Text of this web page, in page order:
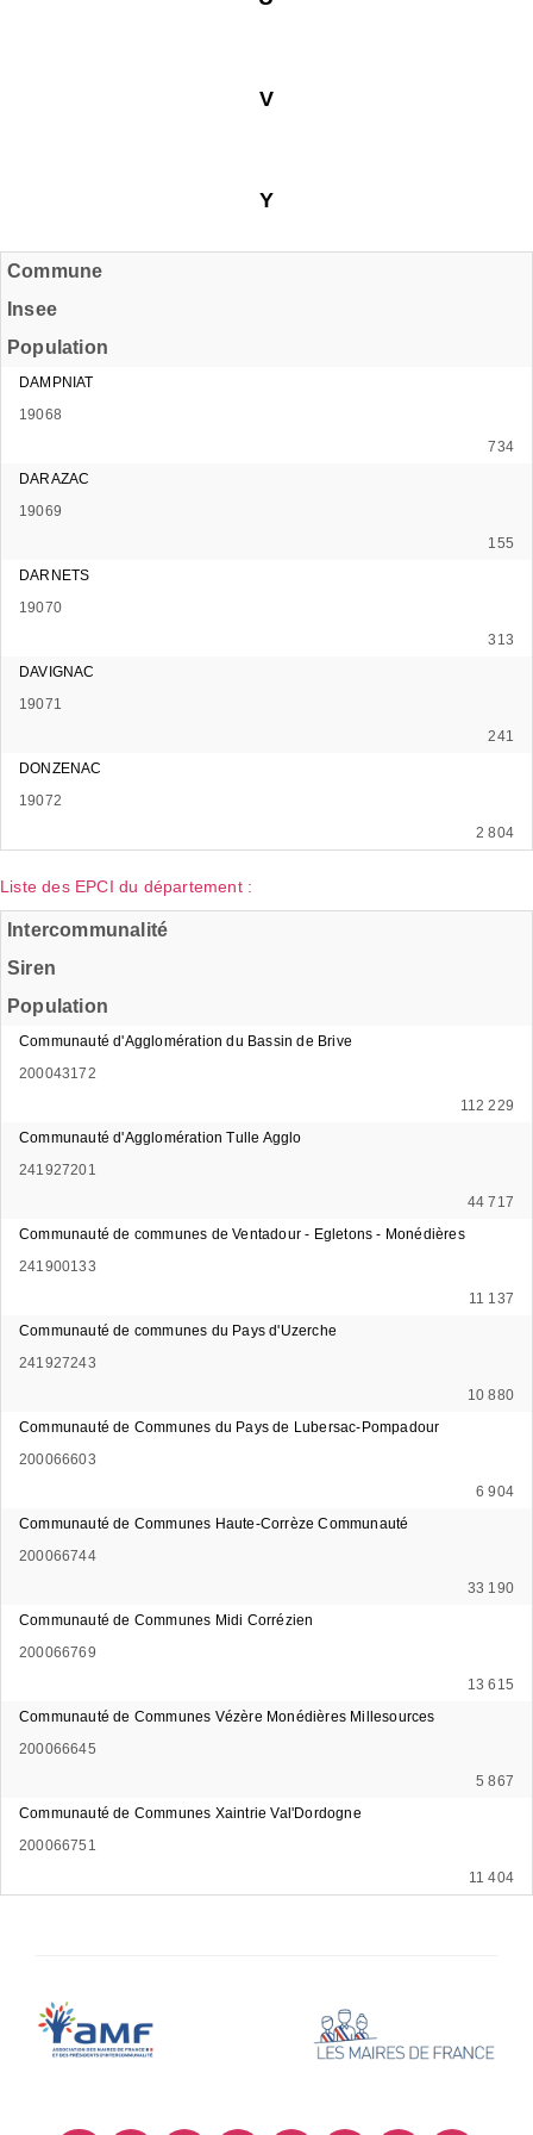
V
Y
Commune
Insee
Population
DAMPNIAT
19068
734
DARAZAC
19069
155
DARNETS
19070
313
DAVIGNAC
19071
241
DONZENAC
19072
2 804
Liste des EPCI du département :
Intercommunalité
Siren
Population
Communauté d'Agglomération du Bassin de Brive
200043172
112 229
Communauté d'Agglomération Tulle Agglo
241927201
44 717
Communauté de communes de Ventadour - Egletons - Monédières
241900133
11 137
Communauté de communes du Pays d'Uzerche
241927243
10 880
Communauté de Communes du Pays de Lubersac-Pompadour
200066603
6 904
Communauté de Communes Haute-Corrèze Communauté
200066744
33 190
Communauté de Communes Midi Corrézien
200066769
13 615
Communauté de Communes Vézère Monédières Millesources
200066645
5 867
Communauté de Communes Xaintrie Val'Dordogne
200066751
11 404